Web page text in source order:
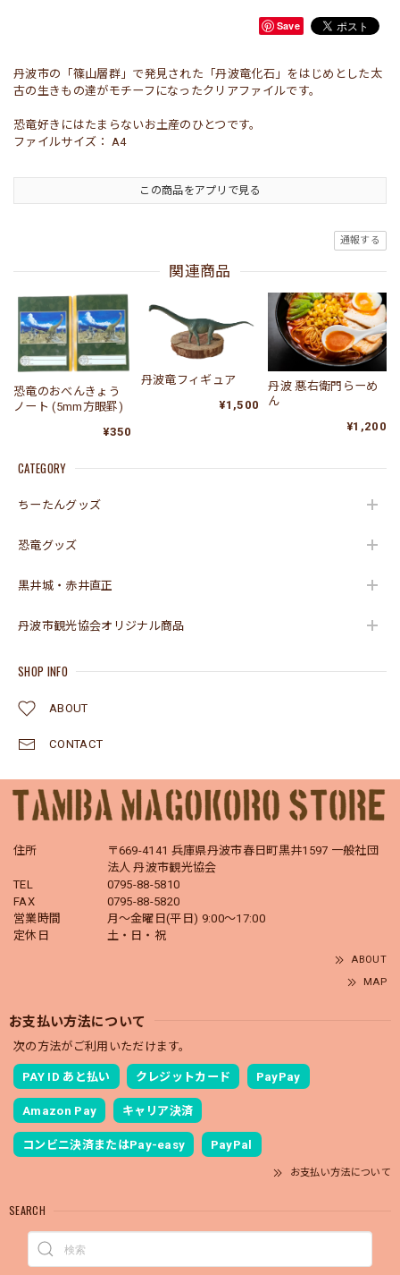
CATEGORY
ちーたんグッズ
恐竜グッズ
黒井城・赤井直正
丹波市観光協会オリジナル商品
SHOP INFO
ABOUT
CONTACT
Save
丹波市の「篠山層群」で発見された「丹波竜化石」をはじめとした太
古の生きもの達がモチーフになったクリアファイルです。
恐竜好きにはたまらないお土産のひとつです。
ファイルサイズ： A4
この商品をアプリで見る
通報する
関連商品
恐竜のおべんきょう
ノート (5mm方眼罫)
¥350
丹波竜フィギュア
¥1,500
丹波 悪右衛門らーめ
ん
¥1,200
住所
〒669-4141 兵庫県丹波市春日町黒井1597 一般社団
法人 丹波市観光協会
TEL
0795-88-5810
FAX
0795-88-5820
営業時間
月～金曜日(平日) 9:00～17:00
定休日
土・日・祝
ABOUT
MAP
お支払い方法について
次の方法がご利用いただけます。
PAY ID あと払い クレジットカード PayPay
Amazon Pay キャリア決済
コンビニ決済またはPay-easy PayPal
お支払い方法について
SEARCH